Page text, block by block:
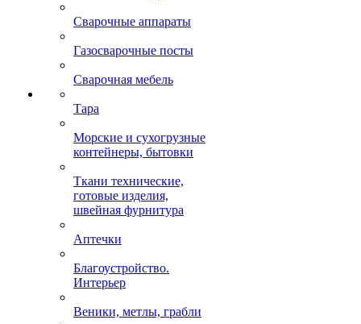
Сварочные аппараты
Газосварочные посты
Сварочная мебель
Тара
Морские и сухогрузные
контейнеры, бытовки
Ткани технические,
готовые изделия,
швейная фурнитура
Аптечки
Благоустройство.
Интерьер
Веники, метлы, грабли